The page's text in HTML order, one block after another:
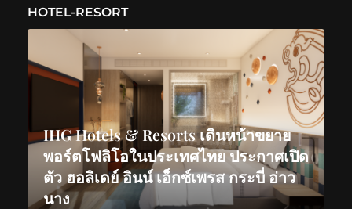
HOTEL-RESORT
IHG Hotels & Resorts เดินหน้าขยาย
พอร์ตโฟลิโอในประเทศไทย ประกาศเปิด
ตัว ฮอลิเดย์ อินน์ เอ็กซ์เพรส กระบี่ อ่าว
นาง